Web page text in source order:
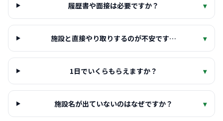
履歴書や面接は必要ですか？ ▾
施設と直接やり取りするのが不安です… ▾
1日でいくらもらえますか？ ▾
施設名が出ていないのはなぜですか？ ▾